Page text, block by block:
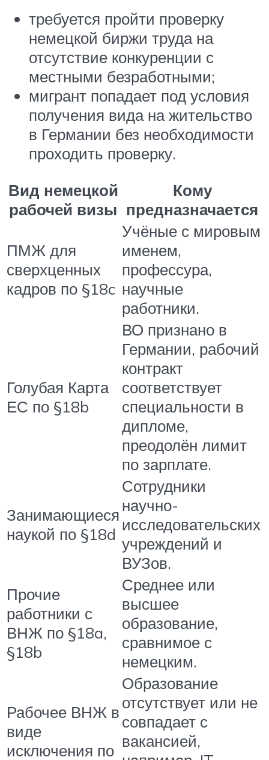
требуется пройти проверку
немецкой биржи труда на
отсутствие конкуренции с
местными безработными;
мигрант попадает под условия
получения вида на жительство
в Германии без необходимости
проходить проверку.
Вид немецкой
рабочей визы
Кому
предназначается
ПМЖ для
сверхценных
кадров по §18c
Учёные с мировым
именем,
профессура,
научные
работники.
Голубая Карта
ЕС по §18b
ВО признано в
Германии, рабочий
контракт
соответствует
специальности в
дипломе,
преодолён лимит
по зарплате.
Занимающиеся
наукой по §18d
Сотрудники
научно-
исследовательских
учреждений и
ВУЗов.
Прочие
работники с
ВНЖ по §18a,
§18b
Среднее или
высшее
образование,
сравнимое с
немецким.
Рабочее ВНЖ в
виде
исключения по
Образование
отсутствует или не
совпадает с
вакансией,